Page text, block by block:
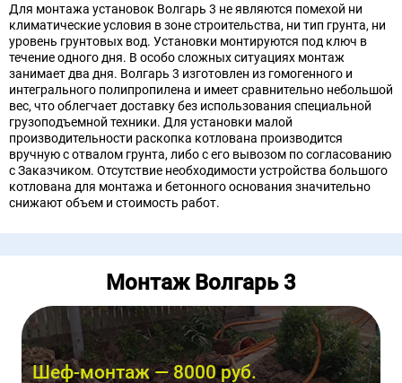
Для монтажа установок Волгарь 3 не являются помехой ни
климатические условия в зоне строительства, ни тип грунта, ни
уровень грунтовых вод. Установки монтируются под ключ в
течение одного дня. В особо сложных ситуациях монтаж
занимает два дня. Волгарь 3 изготовлен из гомогенного и
интегрального полипропилена и имеет сравнительно небольшой
вес, что облегчает доставку без использования специальной
грузоподъемной техники. Для установки малой
производительности раскопка котлована производится
вручную с отвалом грунта, либо с его вывозом по согласованию
с Заказчиком. Отсутствие необходимости устройства большого
котлована для монтажа и бетонного основания значительно
снижают объем и стоимость работ.
Монтаж Волгарь 3
Шеф-монтаж — 8000 руб.